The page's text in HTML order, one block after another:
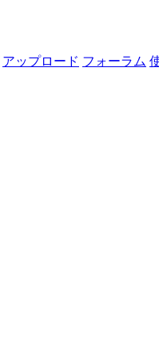
アップロード フォーラム